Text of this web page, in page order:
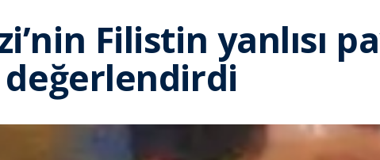
Filistin yanlısı